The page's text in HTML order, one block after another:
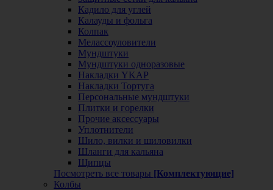
Кадило для углей
Калауды и фольга
Колпак
Мелассоуловители
Мундштуки
Мундштуки одноразовые
Накладки YKAP
Накладки Тортуга
Персональные мундштуки
Плитки и горелки
Прочие аксессуары
Уплотнители
Шило, вилки и шиловилки
Шланги для кальяна
Щипцы
Посмотреть все товары [Комплектующие]
Колбы